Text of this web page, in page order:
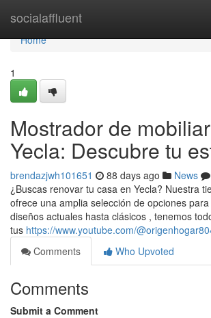
socialaffluent
Home
Home
1
Mostrador de
Yecla: Descubre tu
brendazjwh101651 88 days ago News
¿Buscas renovar tu casa en Yecla? Nuestra
ofrece una amplia selección de opciones
diseños actuales hasta clásicos , tenemos
tus https://www.youtube.com/
Comments
Who Upvoted
Comments
Submit a Comment